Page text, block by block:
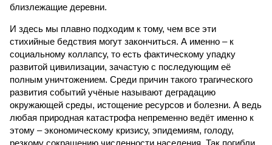
близлежащие деревни.
И здесь мы плавно подходим к тому, чем все эти
стихийные бедствия могут закончиться. А именно – к
социальному коллапсу, то есть фактическому упадку
развитой цивилизации, зачастую с последующим её
полным уничтожением. Среди причин такого трагического
развития событий учёные называют деградацию
окружающей среды, истощение ресурсов и болезни. А ведь
любая природная катастрофа непременно ведёт именно к
этому – экономическому кризису, эпидемиям, голоду,
резкому сокращению численности населения. Так погибли